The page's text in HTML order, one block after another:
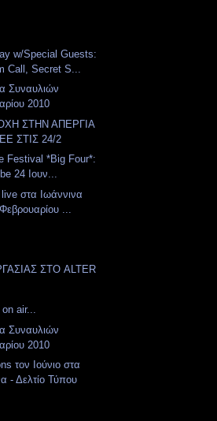
w/Special Guests:
Call, Secret S...
Συναυλιών
2010
ΣΤΗΝ ΑΠΕΡΓΙΑ
ΣΤΙΣ 24/2
Festival *Big Four*:
24 Ιουν...
στα Ιωάννινα
...
ΣΤΟ ALTER
air...
Συναυλιών
2010
τον Ιούνιο στα
- Δελτίο Τύπου